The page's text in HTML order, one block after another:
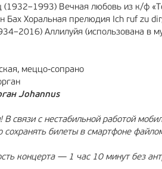
Вечная любовь из к/ф
Бах Хоральная прелюдия Ich ruf zu
Аллилуйя (использована в
меццо-сопрано
Johannus
В связи с нестабильной работой
сохранять билеты в смартфоне
концерта — 1 час 10 минут без